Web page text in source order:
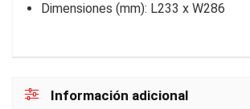
Dimensiones (mm): L233 x W286
Información adicional